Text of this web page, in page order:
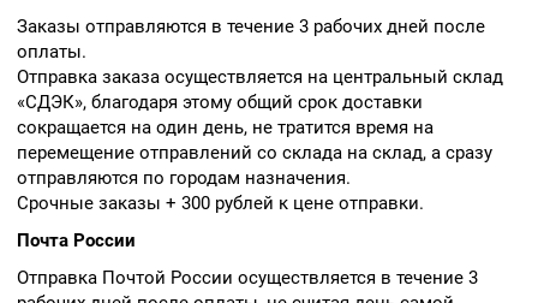
Заказы отправляются в течение 3 рабочих дней после
оплаты.
Отправка заказа осуществляется на центральный склад
«СДЭК», благодаря этому общий срок доставки
сокращается на один день, не тратится время на
перемещение отправлений со склада на склад, а сразу
отправляются по городам назначения.
Срочные заказы + 300 рублей к цене отправки.
Почта России
Отправка Почтой России осуществляется в течение 3